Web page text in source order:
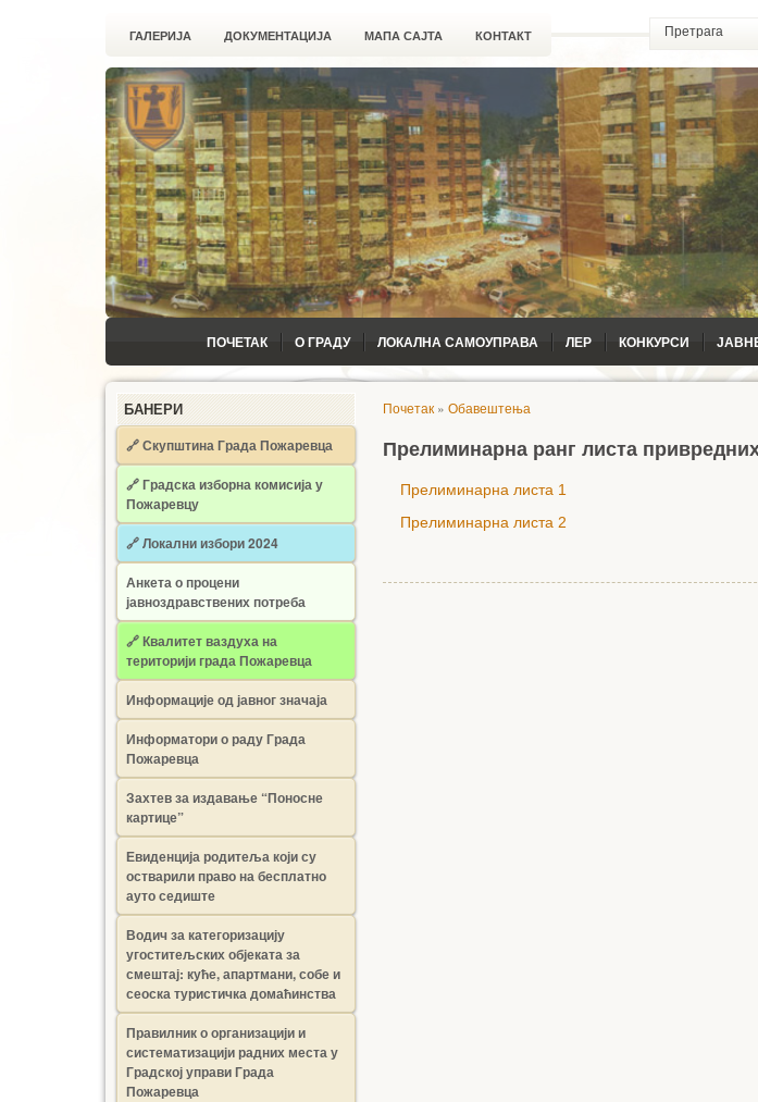
ГАЛЕРИЈА ДОКУМЕНТАЦИЈА МАПА САЈТА КОНТАКТ
ПОЧЕТАК О ГРАДУ ЛОКАЛНА САМОУПРАВА ЛЕР КОНКУРСИ
БАНЕРИ
🔗 Скупштина Града Пожаревца
🔗Градска изборна комисија у
Пожаревцу
🔗 Локални избори 2024
Анкета о процени
јавноздравствених потреба
🔗 Квалитет ваздуха на
територији града Пожаревца
Информације од јавног значаја
Информатори о раду Града
Пожаревца
Захтев за издавање “Поносне
картице”
Евиденција родитеља који су
остварили право на бесплатно
ауто седиште
Водич за категоризацију
угоститељских објеката за
смештај: куће, апартмани, собе и
сеоска туристичка домаћинства
Правилник о организацији и
систематизацији радних места у
Градској управи Града
Пожаревца
Почетак » Обавештења
Прелиминарна ранг листа
Прелиминарна листа 1
Прелиминарна листа 2